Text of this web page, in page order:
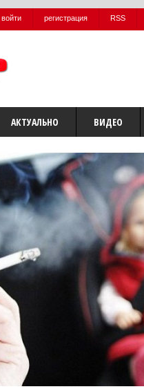
войти регистрация RSS
АКТУАЛЬНО ВИДЕО